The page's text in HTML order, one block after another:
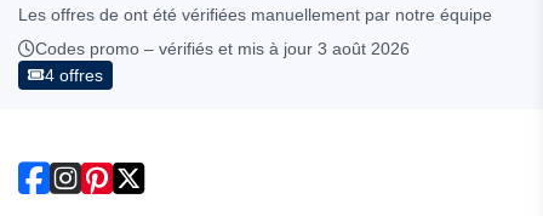
Les offres de ont été vérifiées manuellement par notre équipe
Codes promo – vérifiés et mis à jour 3 août 2026
4 offres